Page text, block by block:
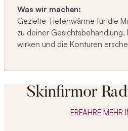
Was wir machen:
Gezielte Tiefenwärme für die
zu deiner Gesichtsbehandlung.
wirken und die Konturen
Skinfirmor
ERFAHRE MEHR